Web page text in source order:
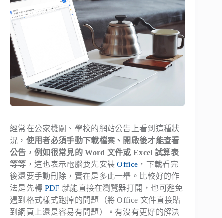
經常在公家機關、學校的網站公告上看到這種狀
況， 使用者必須手動下載檔案、開啟後才能查看
公告，例如很常見的 Word 文件或 Excel 試算表
等等 ，這也表示電腦要先安裝Office ，下載看完
後還要手動刪除，實在是多此一舉。比較好的作
法是先轉 PDF 就能直接在瀏覽器打開，也可避免
遇到格式樣式跑掉的問題（將 Office 文件直接貼
到網頁上還是容易有問題）。有沒有更好的解決